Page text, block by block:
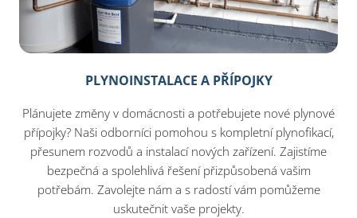
PLYNOINSTALACE A PŘÍPOJKY
Plánujete změny v domácnosti a potřebujete nové plynové
přípojky? Naši odborníci pomohou s kompletní plynofikací,
přesunem rozvodů a instalací nových zařízení. Zajistíme
bezpečná a spolehlivá řešení přizpůsobená vašim
potřebám. Zavolejte nám a s radostí vám pomůžeme
uskutečnit vaše projekty.